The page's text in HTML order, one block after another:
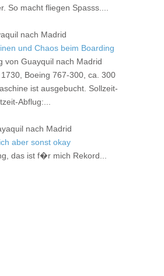
So macht fliegen Spasss....
nach Madrid
und Chaos beim Boarding
von Guayquil nach Madrid
Boeing 767-300, ca. 300
ist ausgebucht. Sollzeit-
Abflug:...
nach Madrid
aber sonst okay
das ist f�r mich Rekord...